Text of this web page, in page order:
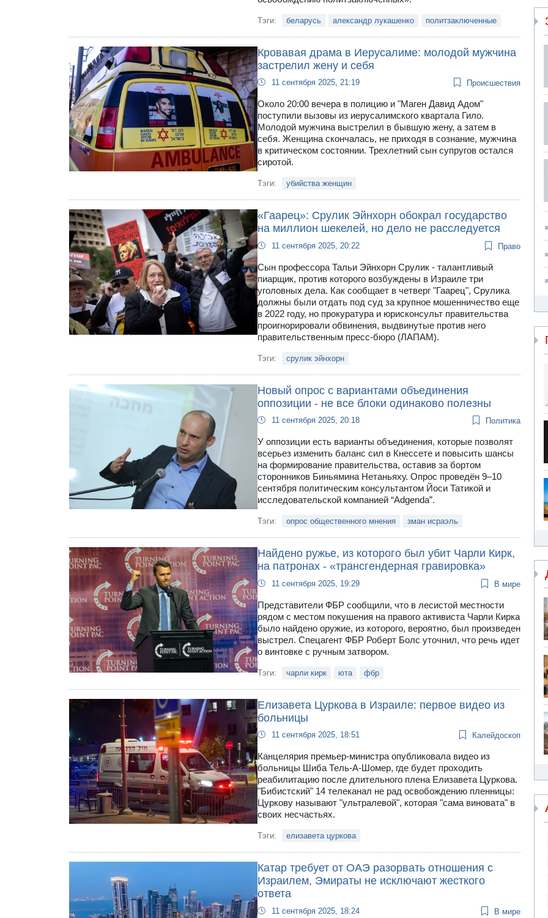
Тэги: беларусь александр лукашенко политзаключенные
Кровавая драма в Иерусалиме: молодой мужчина
застрелил жену и себя
11 сентября 2025, 21:19 Происшествия
Около 20:00 вечера в полицию и "Маген Давид Адом"
поступили вызовы из иерусалимского квартала Гило.
Молодой мужчина выстрелил в бывшую жену, а затем в
себя. Женщина скончалась, не приходя в сознание, мужчина
в критическом состоянии. Трехлетний сын супругов остался
сиротой.
Тэги: убийства женщин
«Гаарец»: Срулик Эйнхорн обокрал государство
на миллион шекелей, но дело не расследуется
11 сентября 2025, 20:22 Право
Сын профессора Тальи Эйнхорн Срулик - талантливый
пиарщик, против которого возбуждены в Израиле три
уголовных дела. Как сообщает в четверг "Гаарец", Срулика
должны были отдать под суд за крупное мошенничество еще
в 2022 году, но прокуратура и юрисконсульт правительства
проигнорировали обвинения, выдвинутые против него
правительственным пресс-бюро (ЛАПАМ).
Тэги: срулик эйнхорн
Новый опрос с вариантами объединения
оппозиции - не все блоки одинаково полезны
11 сентября 2025, 20:18 Политика
У оппозиции есть варианты объединения, которые позволят
всерьез изменить баланс сил в Кнессете и повысить шансы
на формирование правительства, оставив за бортом
сторонников Биньямина Нетаньяху. Опрос проведён 9–10
сентября политическим консультантом Йоси Татикой и
исследовательской компанией “Adgenda”.
Тэги: опрос общественного мнения зман исраэль
Найдено ружье, из которого был убит Чарли Кирк,
на патронах - «трансгендерная гравировка»
11 сентября 2025, 19:29 В мире
Представители ФБР сообщили, что в лесистой местности
рядом с местом покушения на правого активиста Чарли Кирка
было найдено оружие, из которого, вероятно, был произведен
выстрел. Спецагент ФБР Роберт Болс уточнил, что речь идет
о винтовке с ручным затвором.
Тэги: чарли кирк юта фбр
Елизавета Цуркова в Израиле: первое видео из
больницы
11 сентября 2025, 18:51 Калейдоскоп
Канцелярия премьер-министра опубликовала видео из
больницы Шиба Тель-А-Шомер, где будет проходить
реабилитацию после длительного плена Елизавета Цуркова.
"Бибистский" 14 телеканал не рад освобождению пленницы:
Цуркову называют "ультралевой", которая "сама виновата" в
своих несчастьях.
Тэги: елизавета цуркова
Катар требует от ОАЭ разорвать отношения с
Израилем, Эмираты не исключают жесткого
ответа
11 сентября 2025, 18:24 В мире